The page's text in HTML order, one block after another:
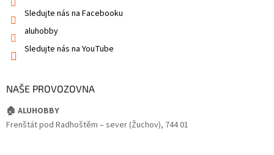
Sledujte nás na Facebooku
aluhobby
Sledujte nás na YouTube
NAŠE PROVOZOVNA
🏠 ALUHOBBY
Frenštát pod Radhoštěm – sever (Žuchov), 744 01